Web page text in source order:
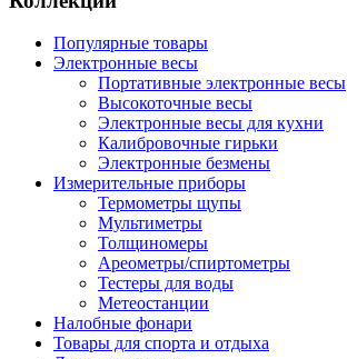
Популярные товары
Электронные весы
Портативные электронные весы
Высокоточные весы
Электронные весы для кухни
Калибровочные гирьки
Электронные безмены
Измерительные приборы
Термометры щупы
Мультиметры
Толщиномеры
Ареометры/спиртометры
Тестеры для воды
Метеостанции
Налобные фонари
Товары для спорта и отдыха